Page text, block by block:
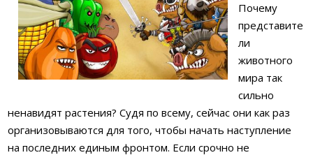
Почему
представите
ли
животного
мира так
сильно
ненавидят растения? Судя по всему, сейчас они как раз
организовываются для того, чтобы начать наступление
на последних единым фронтом. Если срочно не